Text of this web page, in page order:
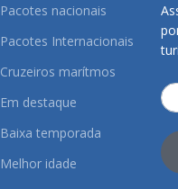
Pacotes nacionais
Pacotes Internacionais
Cruzeiros marítmos
Em destaque
Baixa temporada
Melhor idade